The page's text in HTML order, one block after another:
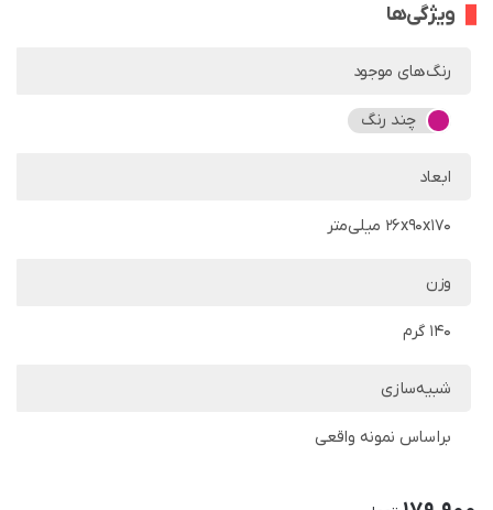
ویژگی‌ها
رنگ‌های موجود
چند رنگ
ابعاد
26x90x170 میلی‌متر
وزن
140 گرم
شبیه‌سازی
براساس نمونه واقعی